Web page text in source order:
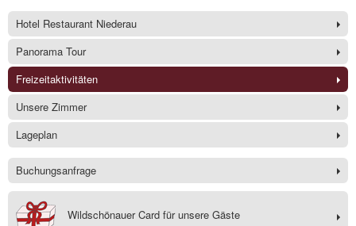
Hotel Restaurant Niederau
Panorama Tour
Freizeitaktivitäten
Unsere Zimmer
Lageplan
Buchungsanfrage
Wildschönauer Card für unsere Gäste